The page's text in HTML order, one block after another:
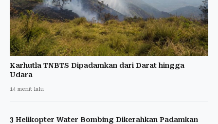
Karhutla TNBTS Dipadamkan dari Darat hingga
Udara
14 menit lalu
3 Helikopter Water Bombing Dikerahkan Padamkan